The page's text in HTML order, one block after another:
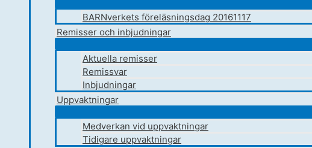
BARNverkets föreläsningsdag 20161117
Remisser och inbjudningar
Aktuella remisser
Remissvar
Inbjudningar
Uppvaktningar
Medverkan vid uppvaktningar
Tidigare uppvaktningar